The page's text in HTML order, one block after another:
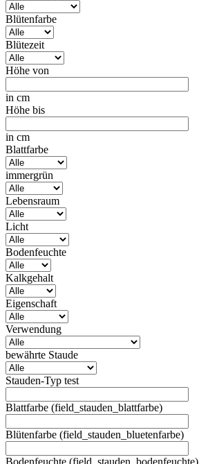
Blütenfarbe
Blütezeit
Höhe von
in cm
Höhe bis
in cm
Blattfarbe
immergrün
Lebensraum
Licht
Bodenfeuchte
Kalkgehalt
Eigenschaft
Verwendung
bewährte Staude
Stauden-Typ test
Blattfarbe (field_stauden_blattfarbe)
Blütenfarbe (field_stauden_bluetenfarbe)
Bodenfeuchte (field_stauden_bodenfeuchte)